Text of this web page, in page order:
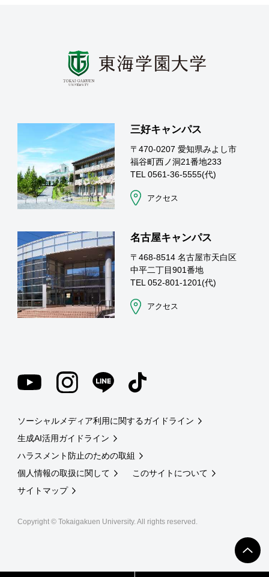
三好キャンパス
〒470-0207 愛知県みよし市
福谷町西ノ洞21番地233
TEL 0561-36-5555(代)
アクセス
名古屋キャンパス
〒468-8514 名古屋市天白区
中平二丁目901番地
TEL 052-801-1201(代)
アクセス
ソーシャルメディア利用に関するガイドライン
生成AI活用ガイドライン
ハラスメント防止のための取組
個人情報の取扱に関して
このサイトについて
サイトマップ
Copyright © Tokaigakuen University. All rights reserved.